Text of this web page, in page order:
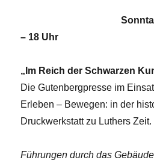
– 18 Uhr
„Im Reich der Schwarzen
Die Gutenbergpresse im
Erleben – Bewegen: in der
Druckwerkstatt zu Luthers Zeit.
Führungen durch das